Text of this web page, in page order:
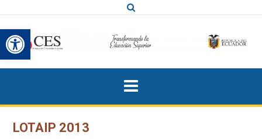
Abrir barra de herramientas
al
contenido
LOTAIP 2013